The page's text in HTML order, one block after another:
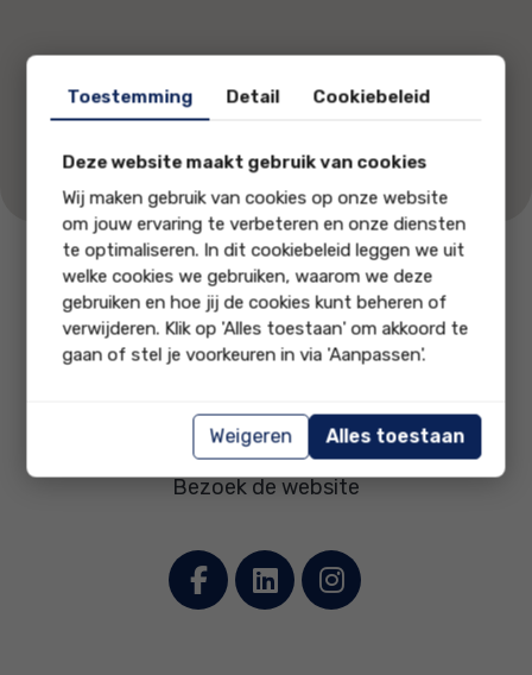
Bel ons
0302230231
Stuur ons
een email
Amsterdamsestraatweg 498
•3553 EP Utrecht
0302230231•info@domvast.nl
Bezoek de website
Toestemming Detail Cookiebeleid
Deze website maakt gebruik van cookies
Wij maken gebruik van cookies op onze website
om jouw ervaring te verbeteren en onze diensten
te optimaliseren. In dit cookiebeleid leggen we uit
welke cookies we gebruiken, waarom we deze
gebruiken en hoe jij de cookies kunt beheren of
verwijderen. Klik op 'Alles toestaan' om akkoord te
gaan of stel je voorkeuren in via 'Aanpassen'.
Weigeren Alles toestaan